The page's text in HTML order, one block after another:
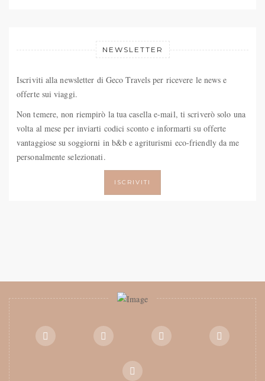
NEWSLETTER
Iscriviti alla newsletter di Geco Travels per ricevere le news e
offerte sui viaggi.
Non temere, non riempirò la tua casella e-mail, ti scriverò solo una
volta al mese per inviarti codici sconto e informarti su offerte
vantaggiose su soggiorni in b&b e agriturismi eco-friendly da me
personalmente selezionati.